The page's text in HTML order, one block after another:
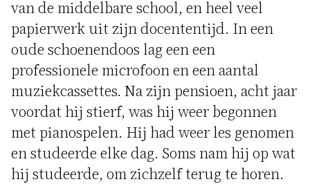
van de middelbare school, en heel veel
papierwerk uit zijn docententijd. In een
oude schoenendoos lag een een
professionele microfoon en een aantal
muziekcassettes. Na zijn pensioen, acht jaar
voordat hij stierf, was hij weer begonnen
met pianospelen. Hij had weer les genomen
en studeerde elke dag. Soms nam hij op wat
hij studeerde, om zichzelf terug te horen.